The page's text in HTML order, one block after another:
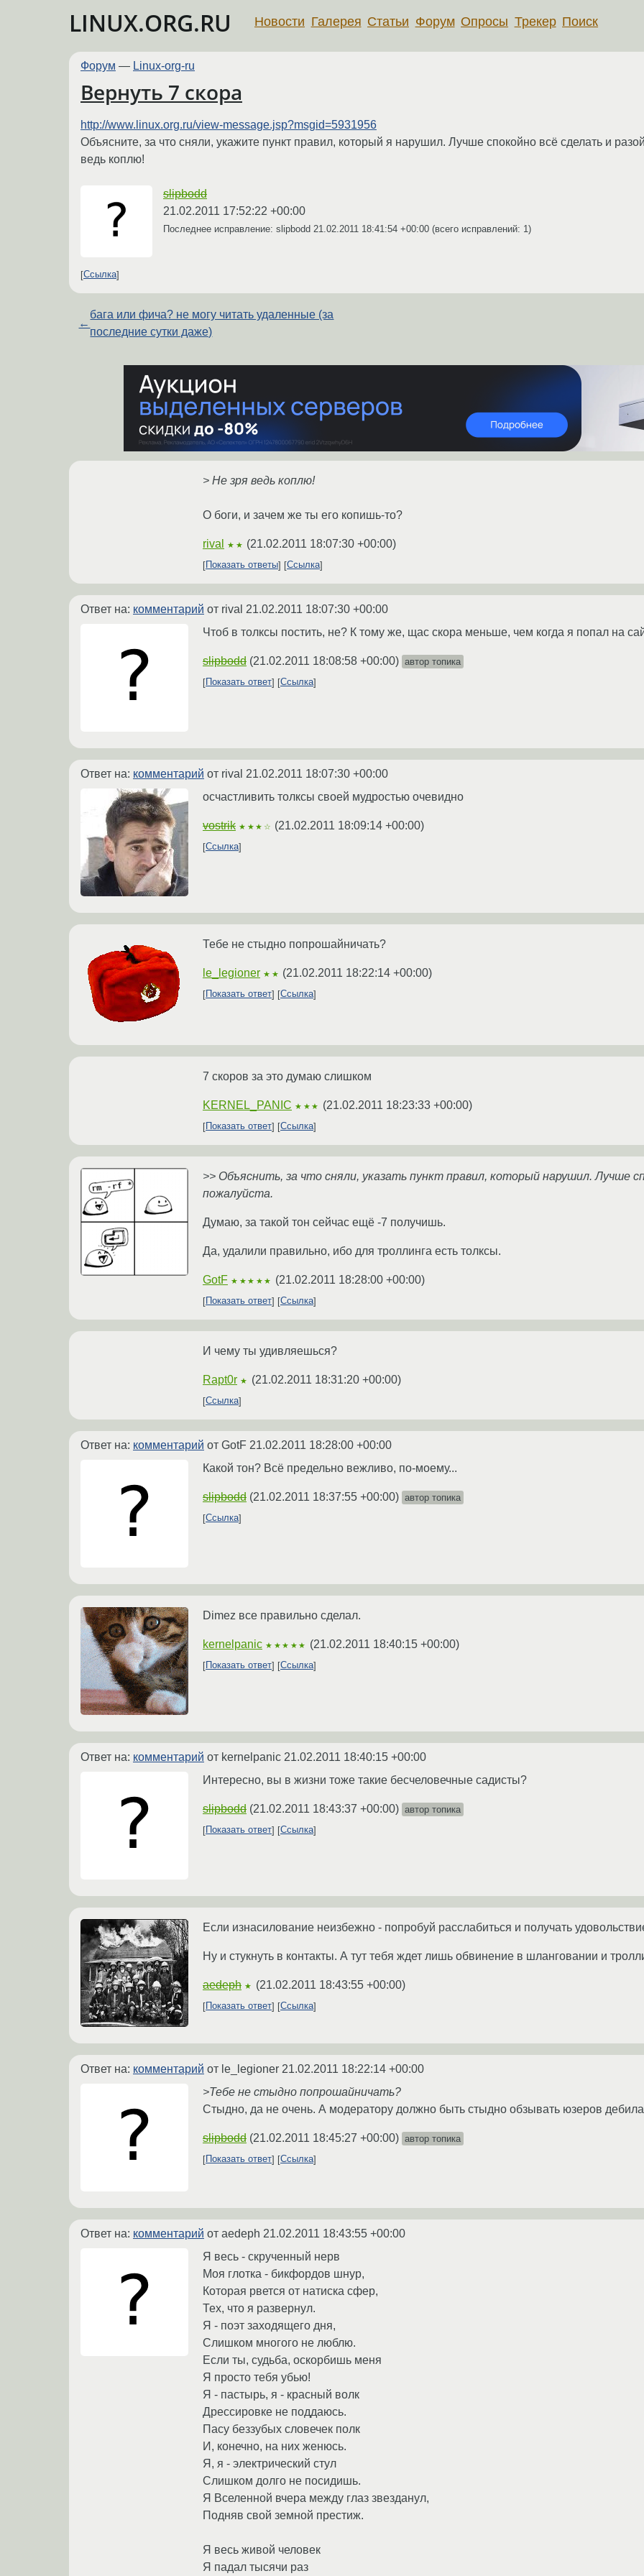
LINUX.ORG.RU Новости Галерея Статьи Форум Опросы Трекер Поиск
Форум — Linux-org-ru
Вернуть 7 скора
http://www.linux.org.ru/view-message.jsp?msgid=5931956
Объясните, за что сняли, укажите пункт правил, который я нарушил. Лучше спокойно всё сделать и
ведь коплю!
slipbodd
21.02.2011 17:52:22 +00:00
Последнее исправление: slipbodd 21.02.2011 18:41:54 +00:00 (всего исправлений: 1)
Ссылка
←
бага или фича? не могу читать удаленные (за
последние сутки даже)
> Не зря ведь коплю!
О боги, и зачем же ты его копишь-то?
rival ★★ (21.02.2011 18:07:30 +00:00)
Показать ответы Ссылка
Ответ на: комментарий от rival 21.02.2011 18:07:30 +00:00
Чтоб в толксы постить, не? К тому же, щас скора меньше, чем когда я попал на
slipbodd (21.02.2011 18:08:58 +00:00) автор топика
Показать ответ
Ссылка
Ответ на: комментарий от rival 21.02.2011 18:07:30 +00:00
осчастливить толксы своей мудростью очевидно
vostrik ★★★☆ (21.02.2011 18:09:14 +00:00)
Ссылка
Тебе не стыдно попрошайничать?
le_legioner ★★ (21.02.2011 18:22:14 +00:00)
Показать ответ Ссылка
7 скоров за это думаю слишком
KERNEL_PANIC ★★★ (21.02.2011 18:23:33 +00:00)
Показать ответ Ссылка
>> Объяснить, за что сняли, указать пункт правил, который нарушил. Лучше
пожалуйста.
Думаю, за такой тон сейчас ещё -7 получишь.
Да, удалили правильно, ибо для троллинга есть толксы.
GotF ★★★★★ (21.02.2011 18:28:00 +00:00)
Показать ответ Ссылка
И чему ты удивляешься?
Rapt0r ★ (21.02.2011 18:31:20 +00:00)
Ссылка
Ответ на: комментарий от GotF 21.02.2011 18:28:00 +00:00
Какой тон? Всё предельно вежливо, по-моему...
slipbodd (21.02.2011 18:37:55 +00:00) автор топика
Ссылка
Dimez все правильно сделал.
kernelpanic ★★★★★ (21.02.2011 18:40:15 +00:00)
Показать ответ Ссылка
Ответ на: комментарий от kernelpanic 21.02.2011 18:40:15 +00:00
Интересно, вы в жизни тоже такие бесчеловечные садисты?
slipbodd (21.02.2011 18:43:37 +00:00) автор топика
Показать ответ
Ссылка
Если изнасилование неизбежно - попробуй расслабиться и получать
Ну и стукнуть в контакты. А тут тебя ждет лишь обвинение в шланговании и
aedeph ★ (21.02.2011 18:43:55 +00:00)
Показать ответ Ссылка
Ответ на: комментарий от le_legioner 21.02.2011 18:22:14 +00:00
>Тебе не стыдно попрошайничать?
Стыдно, да не очень. А модератору должно быть стыдно обзывать юзеров
slipbodd (21.02.2011 18:45:27 +00:00) автор топика
Показать ответ
Ссылка
Ответ на: комментарий от aedeph 21.02.2011 18:43:55 +00:00
Я весь - скрученный нерв
Моя глотка - бикфордов шнур,
Которая рвется от натиска сфер,
Тех, что я развернул.
Я - поэт заходящего дня,
Слишком многого не люблю.
Если ты, судьба, оскорбишь меня
Я просто тебя убью!
Я - пастырь, я - красный волк
Дрессировке не поддаюсь.
Пасу беззубых словечек полк
И, конечно, на них женюсь.
Я, я - электрический стул
Слишком долго не посидишь.
Я Вселенной вчера между глаз звезданул,
Подняв свой земной престиж.
Я весь живой человек
Я падал тысячи раз